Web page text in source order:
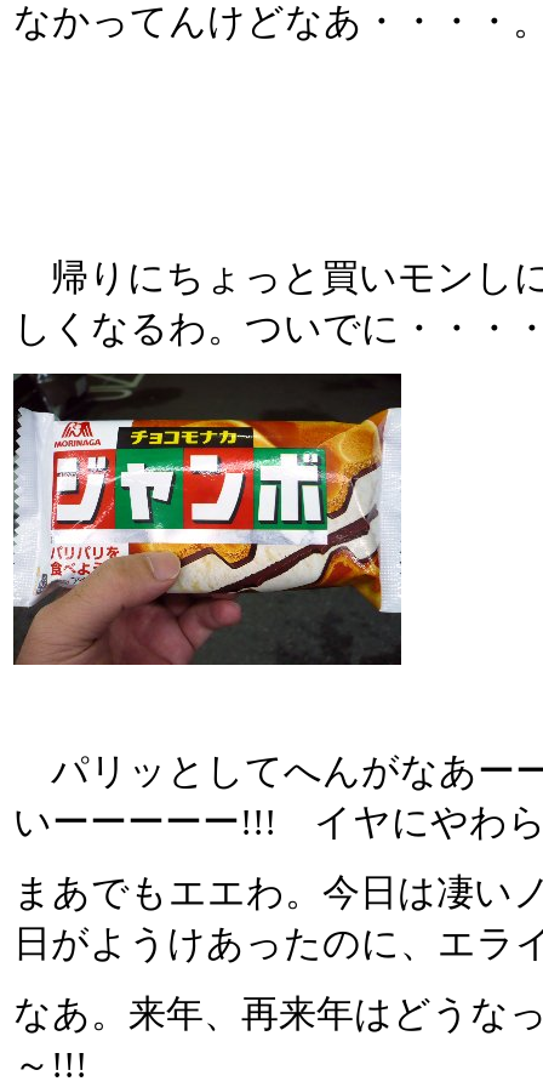
なかってんけどなあ・・・・
帰りにちょっと買いモンし
しくなるわ。ついでに・・・
パリッとしてへんがなあー
いーーーーー!!! イヤにやわ
まあでもエエわ。今日は凄い
日がようけあったのに、エラ
なあ。来年、再来年はどうな
～!!!